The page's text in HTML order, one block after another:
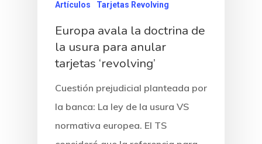
Artículos Tarjetas Revolving
Europa avala la doctrina de
la usura para anular
tarjetas ‘revolving’
Cuestión prejudicial planteada por
la banca: La ley de la usura VS
normativa europea. El TSInicio